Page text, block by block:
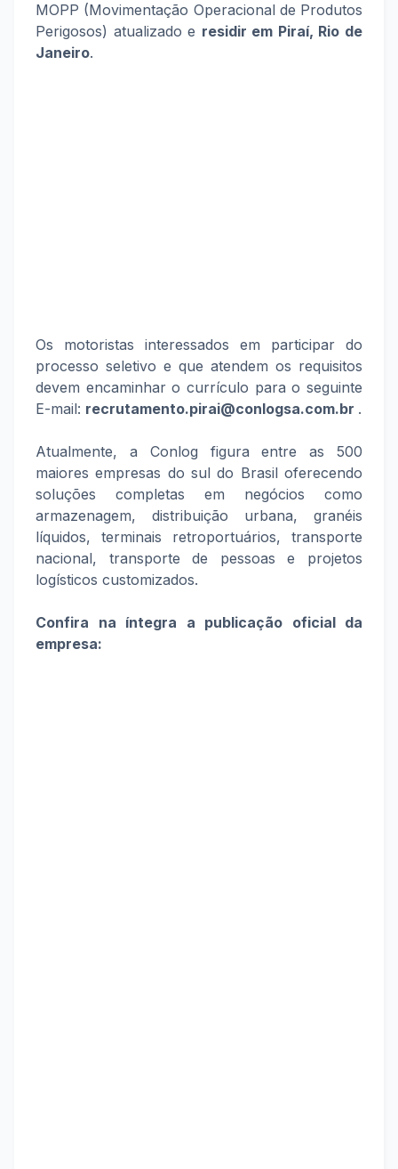
MOPP (Movimentação Operacional de Produtos
Perigosos) atualizado e residir em Piraí, Rio de
Janeiro.
Os motoristas interessados em participar do
processo seletivo e que atendem os requisitos
devem encaminhar o currículo para o seguinte
E-mail: recrutamento.pirai@conlogsa.com.br .
Atualmente, a Conlog figura entre as 500
maiores empresas do sul do Brasil oferecendo
soluções completas em negócios como
armazenagem, distribuição urbana, granéis
líquidos, terminais retroportuários, transporte
nacional, transporte de pessoas e projetos
logísticos customizados.
Confira na íntegra a publicação oficial da
empresa: